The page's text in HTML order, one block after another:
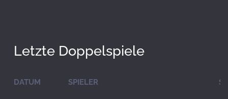
Letzte Doppelspiele
DATUM SPIELER